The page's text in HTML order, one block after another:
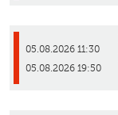
05.08.2026 11:30
05.08.2026 19:50